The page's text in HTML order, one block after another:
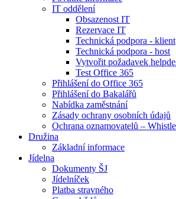
IT oddělení
Obsazenost IT
Rezervace IT
Technická podpora - klient
Technická podpora - host
Vytvořit požadavek
Test Office 365
Přihlášení do Office 365
Přihlášení do Bakalářů
Nabídka zaměstnání
Zásady ochrany osobních údajů
Ochrana oznamovatelů –
Družina
Základní informace
Jídelna
Dokumenty ŠJ
Jídelníček
Platba stravného